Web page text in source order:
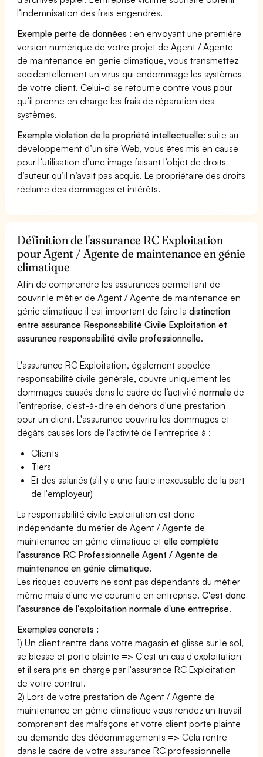
l’indemnisation des frais engendrés.
Exemple perte de données : en envoyant une première
version numérique de votre projet de Agent / Agente
de maintenance en génie climatique, vous transmettez
accidentellement un virus qui endommage les systèmes
de votre client. Celui-ci se retourne contre vous pour
qu’il prenne en charge les frais de réparation des
systèmes.
Exemple violation de la propriété intellectuelle: suite au
développement d’un site Web, vous êtes mis en cause
pour l’utilisation d’une image faisant l’objet de droits
d’auteur qu’il n’avait pas acquis. Le propriétaire des droits
réclame des dommages et intérêts.
Définition de l'assurance RC Exploitation
pour Agent / Agente de maintenance en génie
climatique
Afin de comprendre les assurances permettant de
couvrir le métier de Agent / Agente de maintenance en
génie climatique il est important de faire ladistinction
entre assurance Responsabilité Civile Exploitation et
assurance responsabilité civile professionnelle.
L'assurance RC Exploitation, également appelée
responsabilité civile générale, couvre uniquement les
dommages causés dans le cadre de l’activiténormale de
l’entreprise, c'est-à-dire en dehors d'une prestation
pour un client. L'assurance couvrira les dommages et
dégâts causés lors de l'activité de l'entreprise à :
Clients
Tiers
Et des salariés (s'il y a une faute inexcusable de la part
de l'employeur)
La responsabilité civile Exploitation est donc
indépendante du métier de Agent / Agente de
maintenance en génie climatique etelle complète
l'assurance RC Professionnelle Agent / Agente de
maintenance en génie climatique.
Les risques couverts ne sont pas dépendants du métier
même mais d'une vie courante en entreprise.C'est donc
l'assurance de l'exploitation normale d'une entreprise.
Exemples concrets :
1) Un client rentre dans votre magasin et glisse sur le sol,
se blesse et porte plainte => C'est un cas d'exploitation
et il sera pris en charge par l'assurance RC Exploitation
de votre contrat.
2) Lors de votre prestation de Agent / Agente de
maintenance en génie climatique vous rendez un travail
comprenant des malfaçons et votre client porte plainte
ou demande des dédommagements => Cela rentre
dans le cadre de votre assurance RC professionnelle